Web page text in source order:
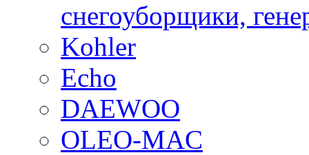
снегоуборщики,
Kohler
Echo
DAEWOO
OLEO-MAC